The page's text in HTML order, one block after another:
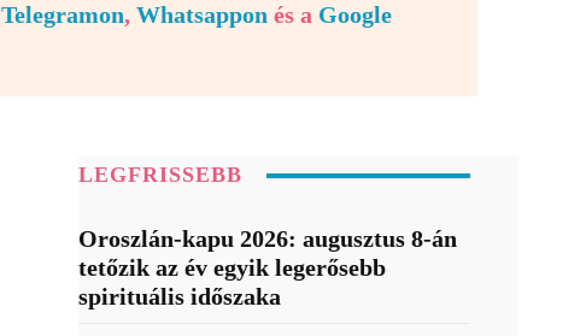
Telegramon, Whatsappon és a Google
LEGFRISSEBB
Oroszlán-kapu 2026: augusztus 8-án
tetőzik az év egyik legerősebb
spirituális időszaka